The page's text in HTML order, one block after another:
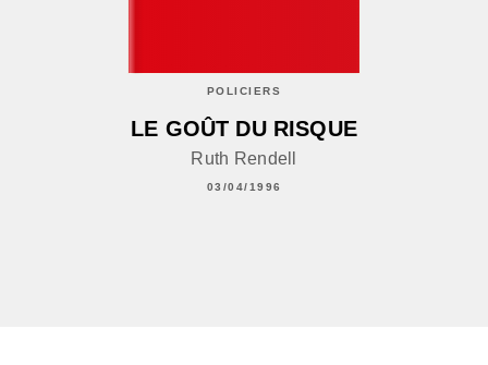
POLICIERS
LE GOÛT DU RISQUE
Ruth Rendell
03/04/1996